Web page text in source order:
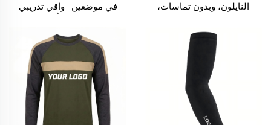
النايلون، وبدون تماسات،
بخاصية التهوئة، ومثالي للركض
والتمارين في الصالة الرياضية
ورياضة الجري في الطبيعة
في موضعين | واقي تدريبي
البيسبول وكرة السلة